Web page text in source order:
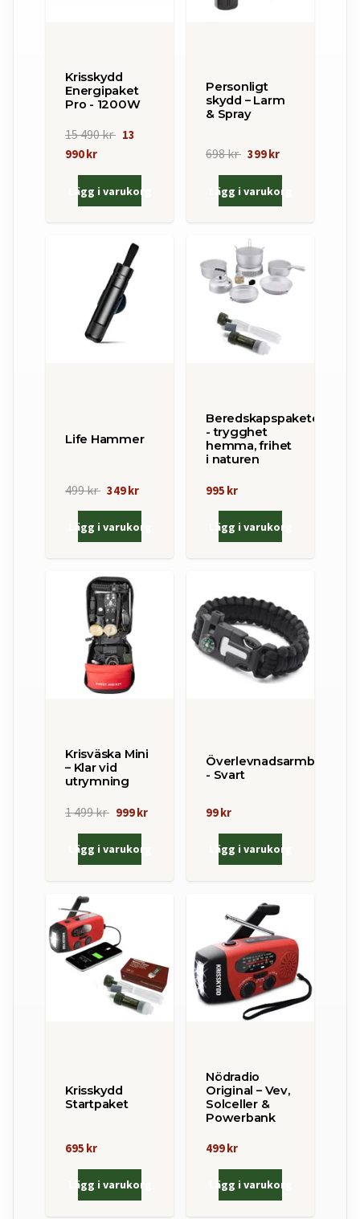
Krisskydd
Energipaket
Pro - 1200W
15 490 kr 13
990 kr
Lägg i varukorg
Personligt
skydd – Larm
& Spray
698 kr 399 kr
Lägg i varukorg
Life Hammer
499 kr 349 kr
Lägg i varukorg
Beredskapspaketet
- trygghet
hemma, frihet
i naturen
995 kr
Lägg i varukorg
Krisväska Mini
– Klar vid
utrymning
1 499 kr 999 kr
Lägg i varukorg
Överlevnadsarmband
- Svart
99 kr
Lägg i varukorg
Krisskydd
Startpaket
695 kr
Lägg i varukorg
Nödradio
Original – Vev,
Solceller &
Powerbank
499 kr
Lägg i varukorg